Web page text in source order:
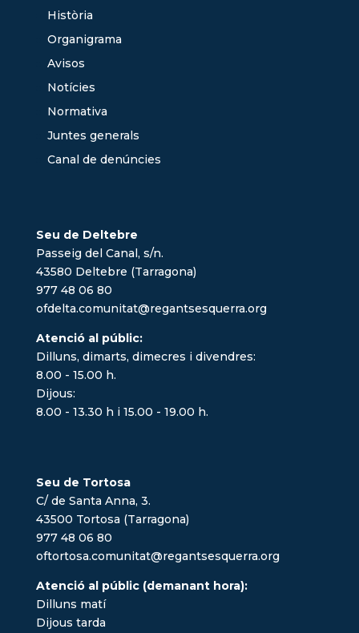
Història
Organigrama
Avisos
Notícies
Normativa
Juntes generals
Canal de denúncies
Seu de Deltebre
Passeig del Canal, s/n.
43580 Deltebre (Tarragona)
977 48 06 80
ofdelta.comunitat@regantsesquerra.org
Atenció al públic:
Dilluns, dimarts, dimecres i divendres:
8.00 - 15.00 h.
Dijous:
8.00 - 13.30 h i 15.00 - 19.00 h.
Seu de Tortosa
C/ de Santa Anna, 3.
43500 Tortosa (Tarragona)
977 48 06 80
oftortosa.comunitat@regantsesquerra.org
Atenció al públic (demanant hora):
Dilluns matí
Dijous tarda